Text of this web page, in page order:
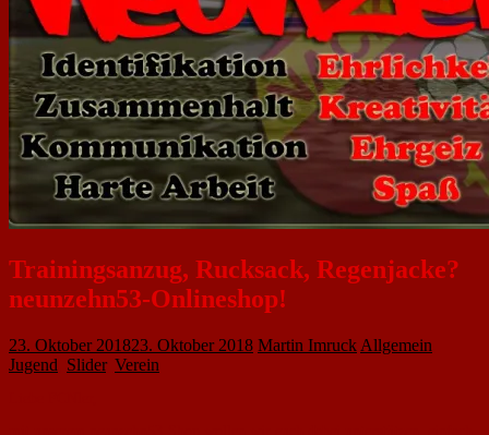
Trainingsanzug, Rucksack, Regenjacke?
neunzehn53-Onlineshop!
23. Oktober 201823. Oktober 2018 Martin Imruck Allgemein
Jugend Slider, Verein